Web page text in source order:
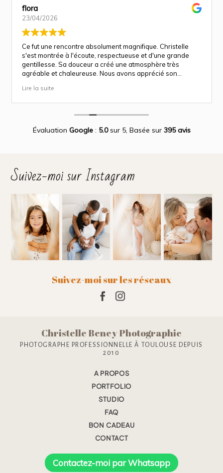
flora
23/04/2026
Ce fut une rencontre absolument magnifique. Christelle
s'est montrée à l'écoute, respectueuse et d'une grande
gentillesse. Sa douceur a créé une atmosphère très
agréable et chaleureuse. Nous avons apprécié son
(grossesse et naissance). Ce fut une expérience des plus
Encore merci infiniment.
Lire la suite
Évaluation Google: 5.0sur 5, Basée sur 395 avis
Suivez-moi sur Instagram
Suivez-moi sur les réseaux
Christelle Beney Photographie
PHOTOGRAPHE PROFESSIONNELLE À TOULOUSE DEPUIS
2010
A PROPOS
PORTFOLIO
STUDIO
FAQ
BON CADEAU
CONTACT
Contactez-moi par Whatsapp